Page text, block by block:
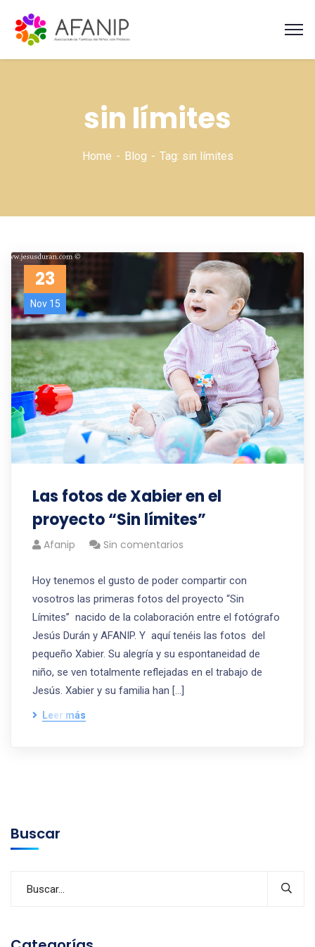
sin límites
Home Blog Tag: sin límites
23
Nov 15
Las fotos de Xabier en el
proyecto “Sin límites”
Afanip Sin comentarios
Hoy tenemos el gusto de poder compartir con
vosotros las primeras fotos del proyecto “Sin
Límites” nacido de la colaboración entre el fotógrafo
Jesús Durán y AFANIP. Y aquí tenéis las fotos del
pequeño Xabier. Su alegría y su espontaneidad de
niño, se ven totalmente reflejadas en el trabajo de
Jesús. Xabier y su familia han […]
Leer más
Buscar